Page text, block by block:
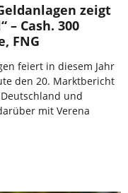
zeigt
Cash. 300
FNG
feiert in diesem Jahr
den 20. Marktbericht
und
mit Verena